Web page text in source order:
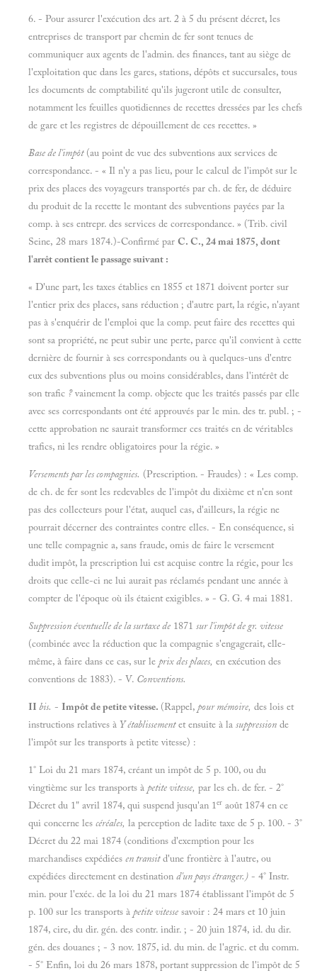
6. - Pour assurer l'exécution des art. 2 à 5 du présent décret, les
entreprises de transport par chemin de fer sont tenues de
communiquer aux agents de l'admin. des finances, tant au siège de
l'exploitation que dans les gares, stations, dépôts et succursales, tous
les documents de comptabilité qu'ils jugeront utile de consulter,
notamment les feuilles quotidiennes de recettes dressées par les chefs
de gare et les registres de dépouillement de ces recettes. »
Base de l'impôt(au point de vue des subventions aux services de
correspondance. - « Il n'y a pas lieu, pour le calcul de l'impôt sur le
prix des places des voyageurs transportés par ch. de fer, de déduire
du produit de la recette le montant des subventions payées par la
comp. à ses entrepr. des services de correspondance. » (Trib. civil
Seine, 28 mars 1874.)-Confirmé par C. C., 24 mai 1875, dont
l'arrêt contient le passage suivant :
« D'une part, les taxes établies en 1855 et 1871 doivent porter sur
l'entier prix des places, sans réduction ; d'autre part, la régie, n'ayant
pas à s'enquérir de l'emploi que la comp. peut faire des recettes qui
sont sa propriété, ne peut subir une perte, parce qu'il convient à cette
dernière de fournir à ses correspondants ou à quelques-uns d'entre
eux des subventions plus ou moins considérables, dans l'intérêt de
son trafic ?vainement la comp. objecte que les traités passés par elle
avec ses correspondants ont été approuvés par le min. des tr. publ. ; -
cette approbation ne saurait transformer ces traités en de véritables
trafics, ni les rendre obligatoires pour la régie. »
Versements par les compagnies. (Prescription. - Fraudes) : « Les comp.
de ch. de fer sont les redevables de l'impôt du dixième et n'en sont
pas des collecteurs pour l'état, auquel cas, d'ailleurs, la régie ne
pourrait décerner des contraintes contre elles. - En conséquence, si
une telle compagnie a, sans fraude, omis de faire le versement
dudit impôt, la prescription lui est acquise contre la régie, pour les
droits que celle-ci ne lui aurait pas réclamés pendant une année à
compter de l'époque où ils étaient exigibles. » - G. G. 4 mai 1881.
Suppression éventuelle de la surtaxe de 1871 sur l'impôt de gr. vitesse
(combinée avec la réduction que la compagnie s'engagerait, elle-
même, à faire dans ce cas, sur le prix des places, en exécution des
conventions de 1883). - V. Conventions.
II bis. - Impôt de petite vitesse. (Rappel, pour mémoire, des lois et
instructions relatives à Y établissementet ensuite à la suppression de
l'impôt sur les transports à petite vitesse) :
1° Loi du 21 mars 1874, créant un impôt de 5 p. 100, ou du
vingtième sur les transports à petite vitesse, par les eh. de fer. - 2°
Décret du 1" avril 1874, qui suspend jusqu'an 1er août 1874 en ce
qui concerne les céréales, la perception de ladite taxe de 5 p. 100. - 3°
Décret du 22 mai 1874 (conditions d'exemption pour les
marchandises expédiées en transitd'une frontière à l'autre, ou
expédiées directement en destination d'un pays étranger.) - 4° Instr.
min. pour l'exéc. de la loi du 21 mars 1874 établissant l'impôt de 5
p. 100 sur les transports à petite vitesse savoir : 24 mars et 10 juin
1874, cire, du dir. gén. des contr. indir. ; - 20 juin 1874, id. du dir.
gén. des douanes ; - 3 nov. 1875, id. du min. de l'agric. et du comm.
- 5° Enfin, loi du 26 mars 1878, portant suppression de l'impôt de 5